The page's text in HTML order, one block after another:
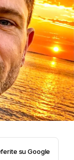
su Google